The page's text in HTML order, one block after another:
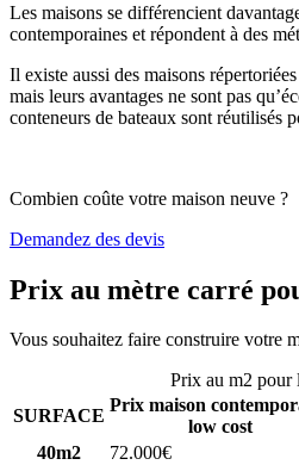
Les maisons se différencient
contemporaines et répondent à des
Il existe aussi des maisons
mais leurs avantages ne sont pas
conteneurs de bateaux sont réutilisés
Combien coûte votre maison neuve ?
Demandez des devis
Prix au mètre carré
Vous souhaitez faire construire votre
Prix au m2 pour
SURFACE
Prix maison
low cost
40m2
72.000€